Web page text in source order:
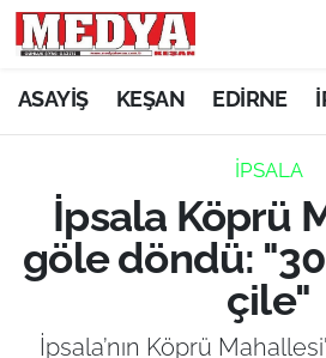
ASAYİŞ KEŞAN EDİRNE
İPSALA
İpsala Köprü
göle döndü: "30
çile"
İpsala’nın Köprü
KEŞAN
ASAYİŞ
SİYASET
GÜNDEM